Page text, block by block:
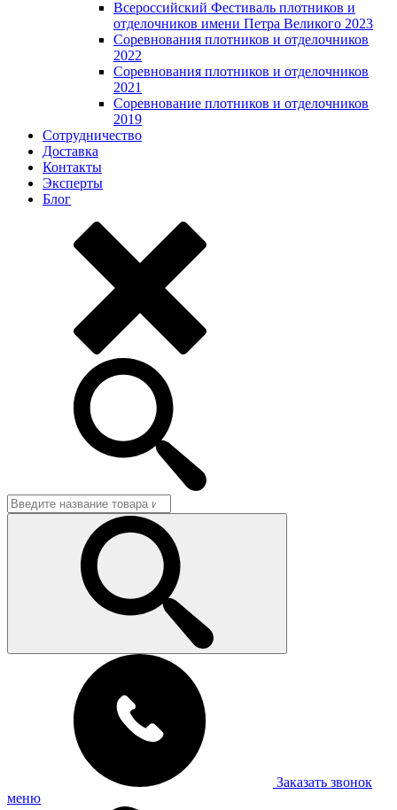
Всероссийский Фестиваль плотников и
отделочников имени Петра Великого 2023
Соревнования плотников и отделочников
2022
Соревнования плотников и отделочников
2021
Соревнование плотников и отделочников
2019
Сотрудничество
Доставка
Контакты
Эксперты
Блог
Заказать звонок
меню